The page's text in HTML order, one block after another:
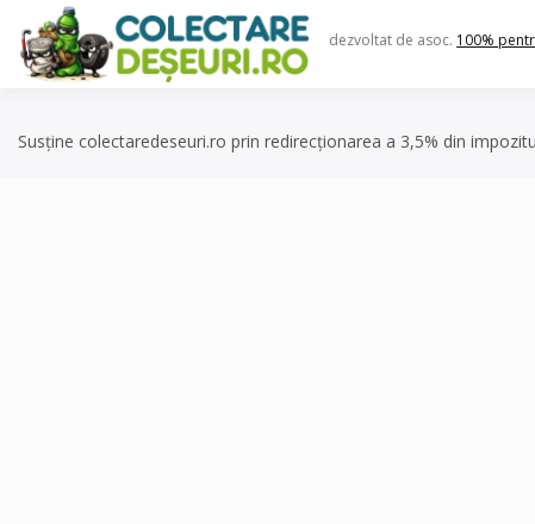
content
dezvoltat de asoc. 100%
Susține colectaredeseuri.ro prin redirecționarea a 3,5% din